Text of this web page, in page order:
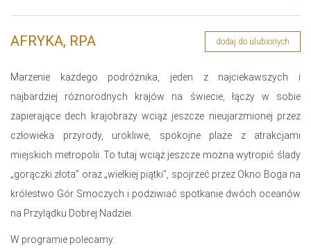
AFRYKA, RPA dodaj do ulubionych
Marzenie każdego podróżnika, jeden z najciekawszych i
najbardziej różnorodnych krajów na świecie, łączy w sobie
zapierające dech krajobrazy wciąż jeszcze nieujarzmionej przez
człowieka przyrody, urokliwe, spokojne plaże z atrakcjami
miejskich metropolii. To tutaj wciąż jeszcze można wytropić ślady
„gorączki złota” oraz „wielkiej piątki”, spojrzeć przez Okno Boga na
królestwo Gór Smoczych i podziwiać spotkanie dwóch oceanów
na Przylądku Dobrej Nadziei.
W programie polecamy: